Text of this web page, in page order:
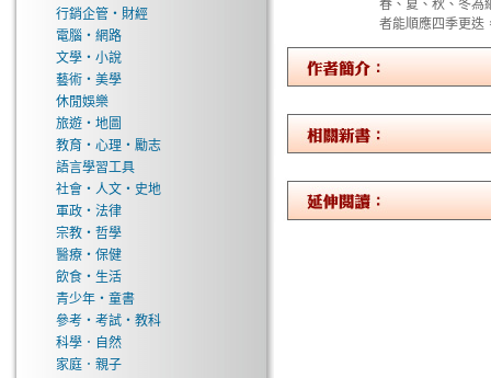
行銷企管‧財經
電腦‧網路
文學‧小說
藝術‧美學
休閒娛樂
旅遊‧地圖
教育‧心理‧勵志
語言學習工具
社會‧人文‧史地
軍政‧法律
宗教‧哲學
醫療‧保健
飲食‧生活
青少年‧童書
參考‧考試‧教科
科學．自然
家庭．親子
春、夏、秋、冬為
者能順應四季更迭